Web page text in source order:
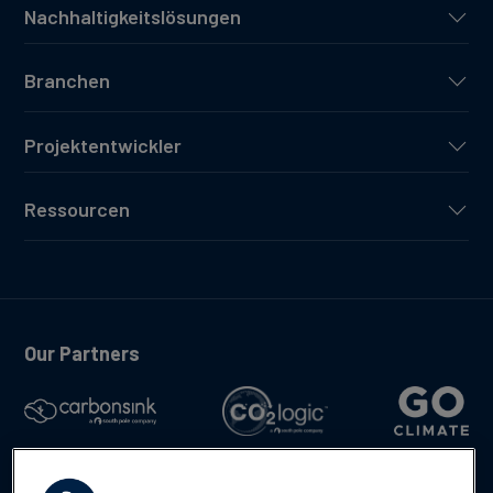
Nachhaltigkeitslösungen
Branchen
Projektentwickler
Ressourcen
Our Partners